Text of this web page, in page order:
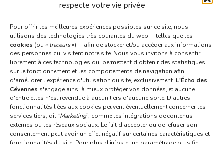
respecte votre vie privée
Pour offrir les meilleures expériences possibles sur ce site, nous
utilisons des technologies très courantes du web —telles que les
cookies (ou « traceurs»)— afin de stocker et/ou accéder aux informations
des personnes qui visitent notre site. Nous vous invitons à consentir
librement à ces technologies qui permettent d'obtenir des statistiques
sur le fonctionnement et les comportements de navigation afin
d'améliorer l'expérience d'utilisation du site, exclusivement. L'Écho des
Cévennes s'engage ainsi à mieux protéger vos données, et aucune
d'entre elles n'est revendue à aucun tiers d'aucune sorte. D'autres
fonctionnalités liées aux cookies peuvent éventuellement concerner les
services tiers, dit “Marketing”, comme les intégrations de contenus
externes ou les réseaux sociaux. Le fait d'accepter ou de refuser son
consentement peut avoir un effet négatif sur certaines caractéristiques et
Conditions générales d’utilisation
Conditions générales de vente
Politique de confidentialité
Politique de cookies
Mentions légales
Aide